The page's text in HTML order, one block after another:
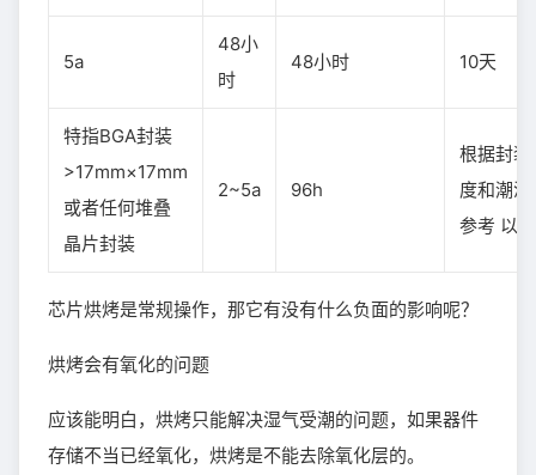
5a
48小
时
48小时 10天
特指BGA封装
>17mm×17mm
或者任何堆叠
晶片封装
2~5a 96h
根据封装
度和潮
参考 以
芯片烘烤是常规操作，那它有没有什么负面的影响呢？
烘烤会有氧化的问题
应该能明白，烘烤只能解决湿气受潮的问题，如果器件
存储不当已经氧化，烘烤是不能去除氧化层的。